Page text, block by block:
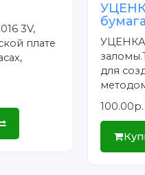
3V,
плате
для
100.00р.